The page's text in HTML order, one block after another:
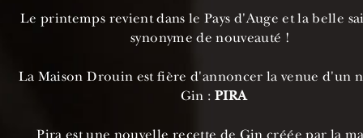
Le printemps revient dans le Pays d'Auge et la belle
synonyme de nouveauté !
La Maison Drouin est fière d'annoncer la venue d'un
Gin : PIRA
Pira est une nouvelle recette de Gin créée par la